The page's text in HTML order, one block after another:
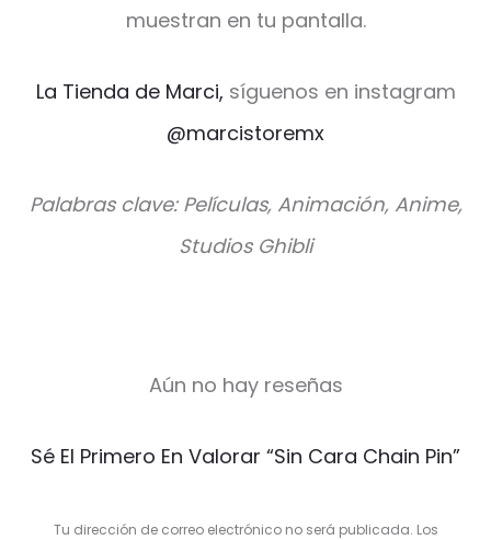
muestran en tu pantalla.
La Tienda de Marci, síguenos en instagram
@marcistoremx
Palabras clave: Películas, Animación, Anime,
Studios Ghibli
V
a
Aún no hay reseñas
Sé El Primero En Valorar “Sin Cara Chain Pin”
Tu dirección de correo electrónico no será publicada. Los